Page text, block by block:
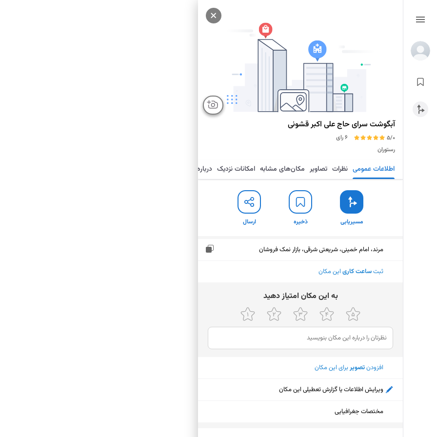
آبگوشت سرای حاج علی اکبر قشونی
5/0
6 رای
رستوران
اطلاعات عمومی نظرات تصاویر مکان‌های مشابه امکانات نزدیک درباره
مسیریابی ذخیره ارسال
مرند، امام خمینی، شریعتی شرقی، بازار نمک فروشان
ثبتساعت کاری این مکان
ﺑﻪ اﯾﻦ ﻣﮑﺎن اﻣﺘﯿﺎز دﻫﯿﺪ
افزودنتصویربرای این مکان
ویرایش اطلاعات یا گزارش تعطیلی این مکان
مختصات جغرافیایی